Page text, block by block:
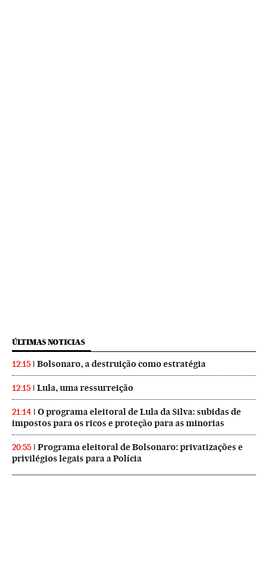
ÚLTIMAS NOTICIAS
12:15 Bolsonaro, a destruição como estratégia
12:15 Lula, uma ressurreição
21:14
O programa eleitoral de Lula da Silva: subidas de
impostos para os ricos e proteção para as minorias
20:55
Programa eleitoral de Bolsonaro: privatizações e
privilégios legais para a Polícia